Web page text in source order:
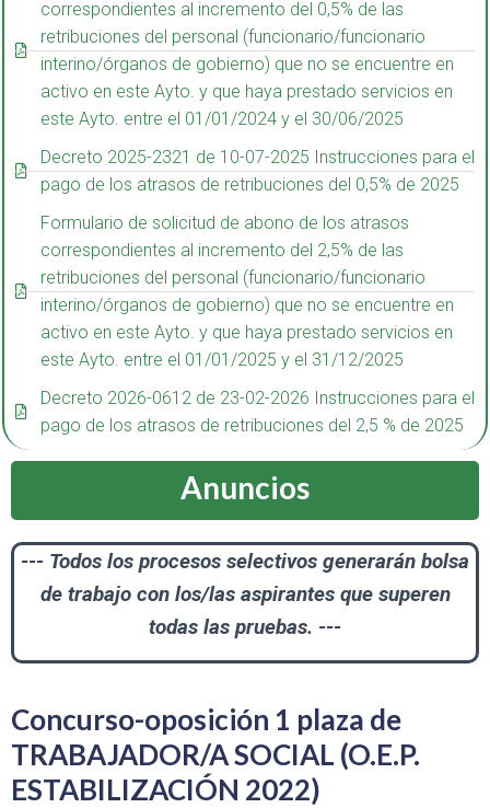
correspondientes al incremento del 0,5% de las
retribuciones del personal (funcionario/funcionario
interino/órganos de gobierno) que no se encuentre en
activo en este Ayto. y que haya prestado servicios en
este Ayto. entre el 01/01/2024 y el 30/06/2025
Decreto 2025-2321 de 10-07-2025 Instrucciones para el
pago de los atrasos de retribuciones del 0,5% de 2025
Formulario de solicitud de abono de los atrasos
correspondientes al incremento del 2,5% de las
retribuciones del personal (funcionario/funcionario
interino/órganos de gobierno) que no se encuentre en
activo en este Ayto. y que haya prestado servicios en
este Ayto. entre el 01/01/2025 y el 31/12/2025
Decreto 2026-0612 de 23-02-2026 Instrucciones para el
pago de los atrasos de retribuciones del 2,5 % de 2025
Anuncios
--- Todos los procesos selectivos generarán bolsa
de trabajo con los/las aspirantes que superen
todas las pruebas. ---
Concurso-oposición 1 plaza de
TRABAJADOR/A SOCIAL (O.E.P.
ESTABILIZACIÓN 2022)